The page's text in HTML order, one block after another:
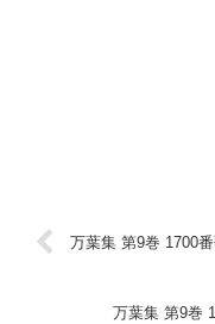
万葉集 第9巻 1700
万葉集 第9巻